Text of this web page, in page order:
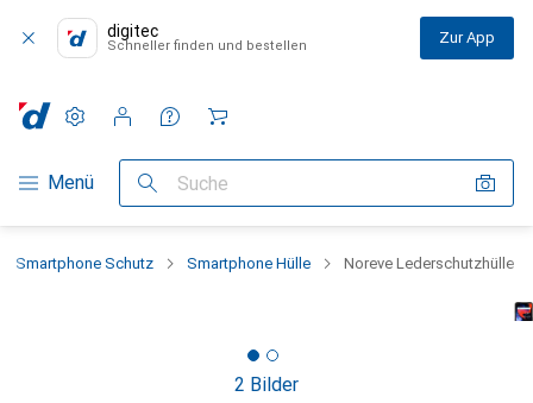
digitec
Schneller finden und bestellen Zur App
Navigation nach Kategorien
Menü Suche
Einstellungen
Kundenkonto
Vergleichslisten
Merklisten
Warenkorb
Smartphone Schutz Smartphone Hülle Noreve Lederschutzhülle
2 Bilder